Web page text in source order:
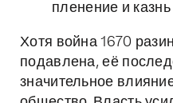
пленение и
Хотя война 1670
подавлена, её
значительное